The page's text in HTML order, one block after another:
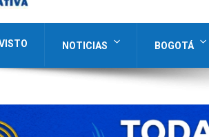
NOTICIAS BOGOTÁ